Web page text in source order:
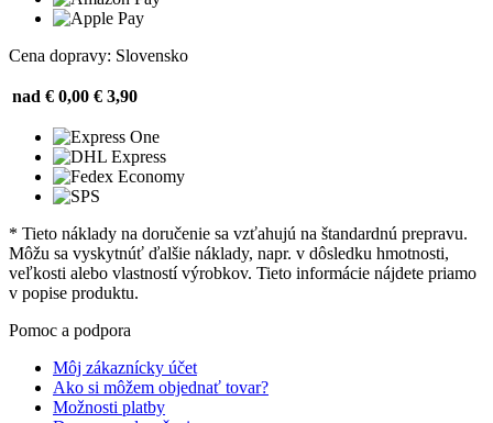
Cena dopravy: Slovensko
nad € 0,00 € 3,90
* Tieto náklady na doručenie sa vzťahujú na štandardnú prepravu.
Môžu sa vyskytnúť ďalšie náklady, napr. v dôsledku hmotnosti,
veľkosti alebo vlastností výrobkov. Tieto informácie nájdete priamo
v popise produktu.
Pomoc a podpora
Môj zákaznícky účet
Ako si môžem objednať tovar?
Možnosti platby